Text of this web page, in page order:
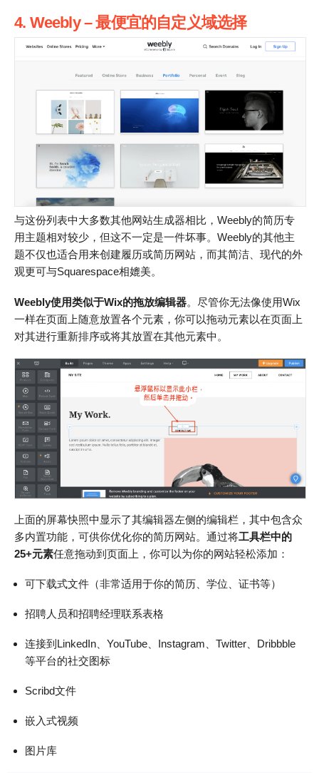
4. Weebly – 最便宜的自定义域选择
与这份列表中大多数其他网站生成器相比，Weebly的简历专
用主题相对较少，但这不一定是一件坏事。Weebly的其他主
题不仅也适合用来创建履历或简历网站，而其简洁、现代的外
观更可与Squarespace相媲美。
Weebly使用类似于Wix的拖放编辑器。尽管你无法像使用Wix
一样在页面上随意放置各个元素，你可以拖动元素以在页面上
对其进行重新排序或将其放置在其他元素中。
上面的屏幕快照中显示了其编辑器左侧的编辑栏，其中包含众
多内置功能，可供你优化你的简历网站。通过将工具栏中的
25+元素任意拖动到页面上，你可以为你的网站轻松添加：
可下载式文件（非常适用于你的简历、学位、证书等）
招聘人员和招聘经理联系表格
连接到LinkedIn、YouTube、Instagram、Twitter、Dribbble
等平台的社交图标
Scribd文件
嵌入式视频
图片库